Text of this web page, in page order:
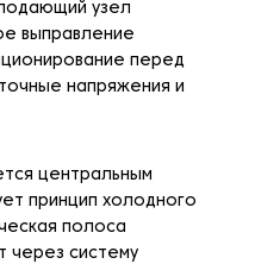
узел
выправление
перед
напряжения и
центральным
принцип холодного
полоса
через систему